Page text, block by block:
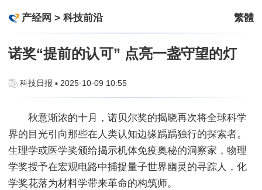
产经网 > 科技前沿 繁體
诺奖“提前的认可” 点亮一盏守望的灯
科技日报 ▪ 2025-10-09 10:55
秋意渐浓的十月，诺贝尔奖的揭晓再次将全球科学
界的目光引向那些在人类认知边缘踽踽独行的探索者。
生理学或医学奖颁给揭示机体免疫奥秘的洞察家，物理
学奖授予在宏观电路中捕捉量子世界幽灵的寻踪人，化
学奖花落为材料学带来革命的构筑师。